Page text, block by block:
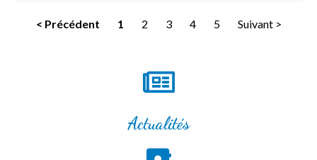
< Précédent 1 2 3 4 5 Suivant >
Actualités